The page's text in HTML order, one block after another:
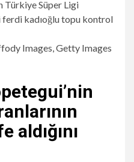
Images, Getty Images